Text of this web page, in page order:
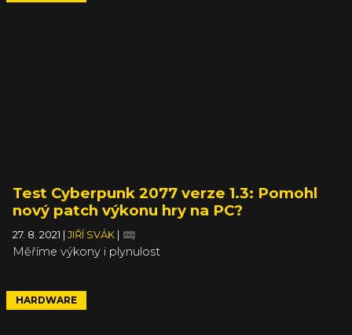
Test Cyberpunk 2077 verze 1.3: Pomohl
nový patch výkonu hry na PC?
27. 8. 2021 JIŘÍ SVÁK
Měříme výkony i plynulost
HARDWARE